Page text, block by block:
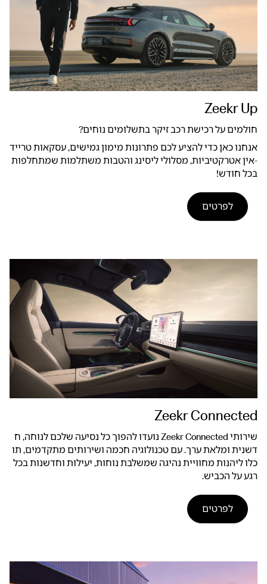
Zeekr Up
חולמים על רכישת רכב זיקר בתשלומים נוחים?
אנחנו כאן כדי להציע לכם פתרונות מימון גמישים, עסקאות טרייד
-אין אטרקטיביות, מסלולי ליסינג והטבות משתלמות שמתחלפות
בכל חודש!
לפרטים
Zeekr Connected
שירותי Zeekr Connected נועדו להפוך כל נסיעה שלכם לנוחה, ח
דשנית ומלאת ערך. עם טכנולוגיה חכמה ושירותים מתקדמים, תו
כלו ליהנות מחוויית נהיגה שמשלבת נוחות, יעילות וחדשנות בכל
רגע על הכביש.
לפרטים